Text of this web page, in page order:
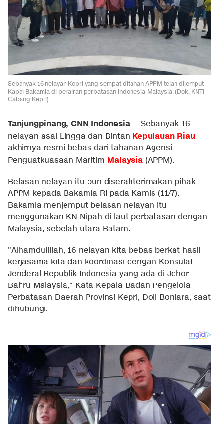
Sebanyak 16 nelayan Kepri yang sempat ditahan APPM telah dijemput
Kapal Bakamla di perairan perbatasan Indonesia-Malaysia. (Dok. KNTI
Cabang Kepri)
Tanjungpinang, CNN Indonesia -- Sebanyak 16
nelayan asal Lingga dan Bintan Kepulauan Riau
akhirnya resmi bebas dari tahanan Agensi
Penguatkuasaan Maritim Malaysia (APPM).
Belasan nelayan itu pun diserahterimakan pihak
APPM kepada Bakamla RI pada Kamis (11/7).
Bakamla menjemput belasan nelayan itu
menggunakan KN Nipah di laut perbatasan dengan
Malaysia, sebelah utara Batam.
"Alhamdulillah, 16 nelayan kita bebas berkat hasil
kerjasama kita dan koordinasi dengan Konsulat
Jenderal Republik Indonesia yang ada di Johor
Bahru Malaysia," Kata Kepala Badan Pengelola
Perbatasan Daerah Provinsi Kepri, Doli Boniara, saat
dihubungi.